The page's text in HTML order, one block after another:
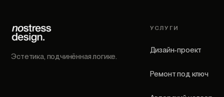
Эстетика, подчинённая логике.
УСЛУГИ
Дизайн-проект
Ремонт под ключ